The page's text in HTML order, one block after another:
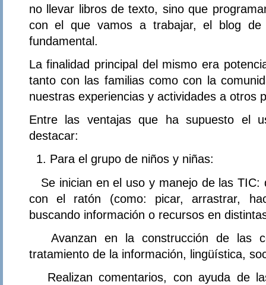
no llevar libros de texto, sino que
con el que vamos a trabajar, el blog
fundamental.
La finalidad principal del mismo era
tanto con las familias como con la
nuestras experiencias y actividades a otros
Entre las ventajas que ha supuesto el
destacar:
Para el grupo de niños y niñas:
Se inician en el uso y manejo de las TIC:
con el ratón (como: picar, arrastrar,
buscando información o recursos en
Avanzan en la construcción de las
tratamiento de la información, lingüística,
Realizan comentarios, con ayuda de